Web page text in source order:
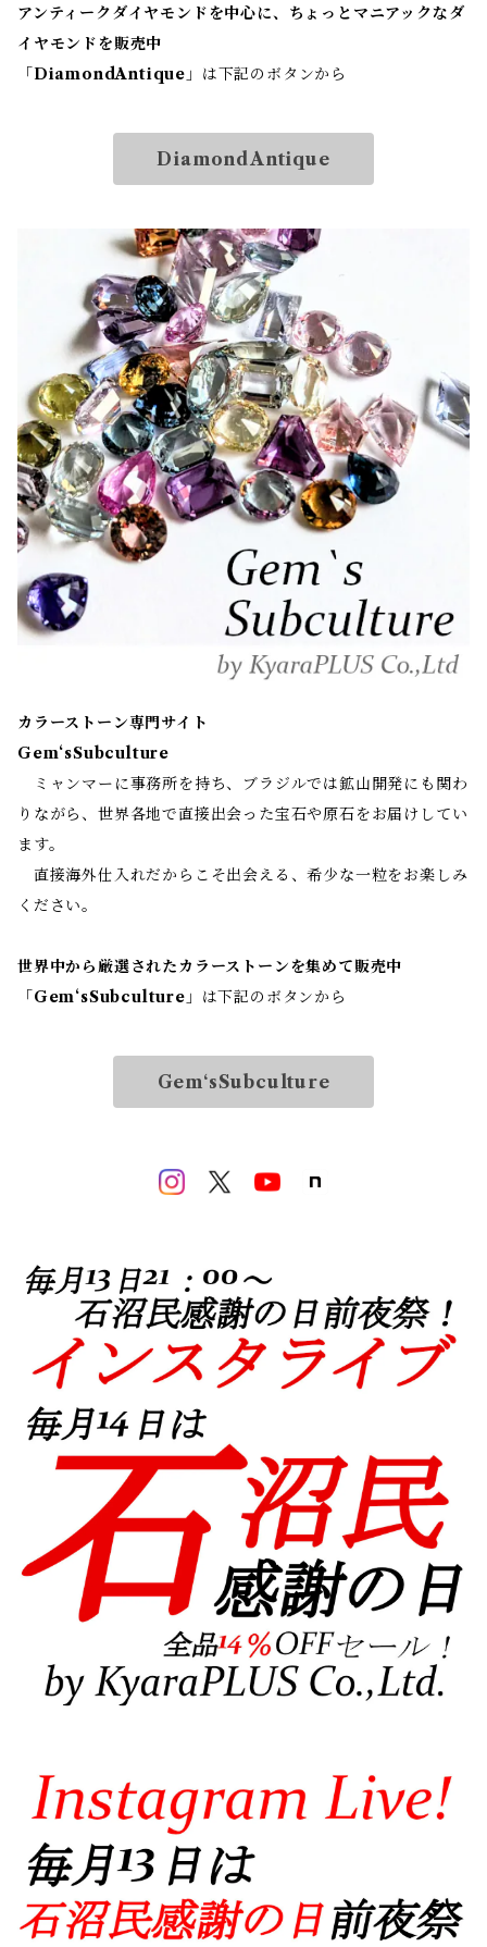
アンティークダイヤモンドを中心に、ちょっとマニアックなダ
イヤモンドを販売中
「 DiamondAntique 」は下記のボタンから
DiamondAntique
カラーストーン専門サイト
Gem‘sSubculture
ミャンマーに事務所を持ち、ブラジルでは鉱山開発にも関わ
りながら、世界各地で直接出会った宝石や原石をお届けしてい
ます。
直接海外仕入れだからこそ出会える、希少な一粒をお楽しみ
ください。
世界中から厳選されたカラーストーンを集めて販売中
「 Gem‘sSubculture 」は下記のボタンから
Gem‘sSubculture